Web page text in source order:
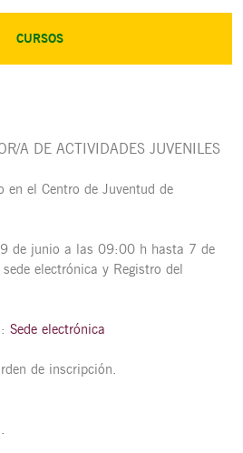
CURSOS
A DE ACTIVIDADES JUVENILES
en el Centro de Juventud de
de junio a las 09:00 h hasta 7 de
electrónica y Registro del
Sede electrónica
de inscripción.